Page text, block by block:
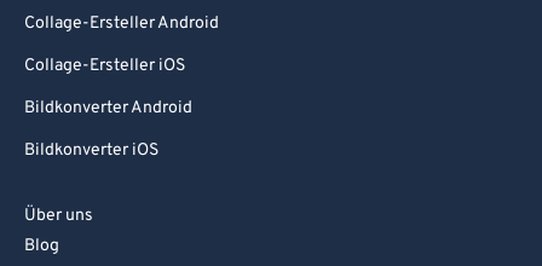
Collage-Ersteller Android
Collage-Ersteller iOS
Bildkonverter Android
Bildkonverter iOS
Über uns
Blog